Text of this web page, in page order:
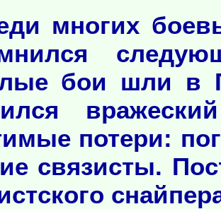
многих
бои шли в
потери:
связисты.